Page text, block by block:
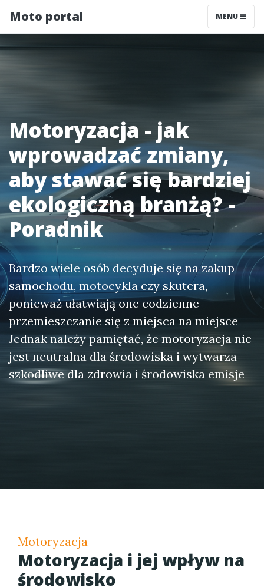
Moto portal MENU
Motoryzacja - jak
wprowadzać zmiany,
aby stawać się bardziej
ekologiczną branżą? -
Poradnik
Bardzo wiele osób decyduje się na zakup
samochodu, motocykla czy skutera,
ponieważ ułatwiają one codzienne
przemieszczanie się z miejsca na miejsce
Jednak należy pamiętać, że motoryzacja nie
jest neutralna dla środowiska i wytwarza
szkodliwe dla zdrowia i środowiska emisje
Motoryzacja
Motoryzacja i jej wpływ na
środowisko